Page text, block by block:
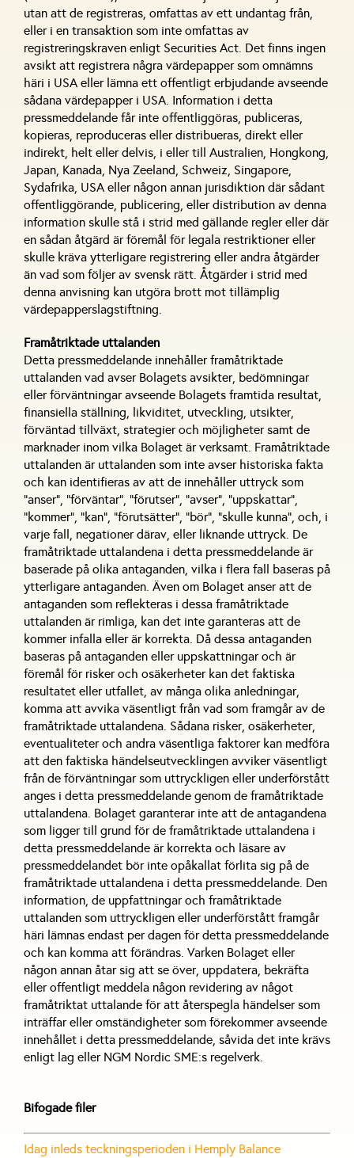
utan att de registreras, omfattas av ett undantag från,
eller i en transaktion som inte omfattas av
registreringskraven enligt Securities Act. Det finns ingen
avsikt att registrera några värdepapper som omnämns
häri i USA eller lämna ett offentligt erbjudande avseende
sådana värdepapper i USA. Information i detta
pressmeddelande får inte offentliggöras, publiceras,
kopieras, reproduceras eller distribueras, direkt eller
indirekt, helt eller delvis, i eller till Australien, Hongkong,
Japan, Kanada, Nya Zeeland, Schweiz, Singapore,
Sydafrika, USA eller någon annan jurisdiktion där sådant
offentliggörande, publicering, eller distribution av denna
information skulle stå i strid med gällande regler eller där
en sådan åtgärd är föremål för legala restriktioner eller
skulle kräva ytterligare registrering eller andra åtgärder
än vad som följer av svensk rätt. Åtgärder i strid med
denna anvisning kan utgöra brott mot tillämplig
värdepapperslagstiftning.
Framåtriktade uttalanden
Detta pressmeddelande innehåller framåtriktade
uttalanden vad avser Bolagets avsikter, bedömningar
eller förväntningar avseende Bolagets framtida resultat,
finansiella ställning, likviditet, utveckling, utsikter,
förväntad tillväxt, strategier och möjligheter samt de
marknader inom vilka Bolaget är verksamt. Framåtriktade
uttalanden är uttalanden som inte avser historiska fakta
och kan identifieras av att de innehåller uttryck som
”anser”, ”förväntar”, ”förutser”, ”avser”, ”uppskattar”,
”kommer”, ”kan”, ”förutsätter”, ”bör”, ”skulle kunna”, och, i
varje fall, negationer därav, eller liknande uttryck. De
framåtriktade uttalandena i detta pressmeddelande är
baserade på olika antaganden, vilka i flera fall baseras på
ytterligare antaganden. Även om Bolaget anser att de
antaganden som reflekteras i dessa framåtriktade
uttalanden är rimliga, kan det inte garanteras att de
kommer infalla eller är korrekta. Då dessa antaganden
baseras på antaganden eller uppskattningar och är
föremål för risker och osäkerheter kan det faktiska
resultatet eller utfallet, av många olika anledningar,
komma att avvika väsentligt från vad som framgår av de
framåtriktade uttalandena. Sådana risker, osäkerheter,
eventualiteter och andra väsentliga faktorer kan medföra
att den faktiska händelseutvecklingen avviker väsentligt
från de förväntningar som uttryckligen eller underförstått
anges i detta pressmeddelande genom de framåtriktade
uttalandena. Bolaget garanterar inte att de antagandena
som ligger till grund för de framåtriktade uttalandena i
detta pressmeddelande är korrekta och läsare av
pressmeddelandet bör inte opåkallat förlita sig på de
framåtriktade uttalandena i detta pressmeddelande. Den
information, de uppfattningar och framåtriktade
uttalanden som uttryckligen eller underförstått framgår
häri lämnas endast per dagen för detta pressmeddelande
och kan komma att förändras. Varken Bolaget eller
någon annan åtar sig att se över, uppdatera, bekräfta
eller offentligt meddela någon revidering av något
framåtriktat uttalande för att återspegla händelser som
inträffar eller omständigheter som förekommer avseende
innehållet i detta pressmeddelande, såvida det inte krävs
enligt lag eller NGM Nordic SME:s regelverk.
Bifogade filer
Idag inleds teckningsperioden i Hemply Balance